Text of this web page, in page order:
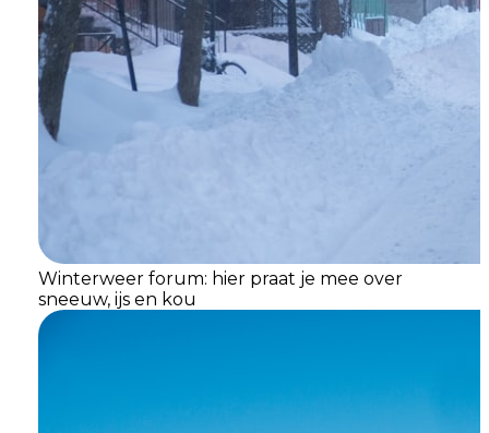
Winterweer forum: hier praat je mee over
sneeuw, ijs en kou